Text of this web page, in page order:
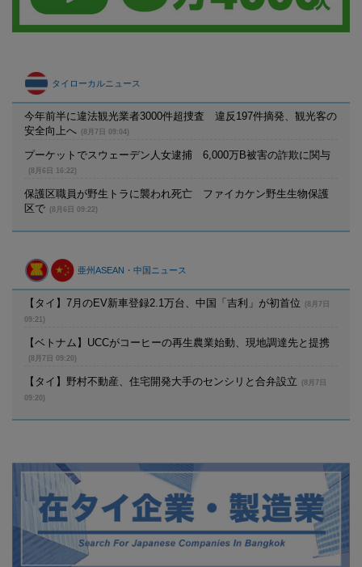
タイローカルニュース
今年前半に違法観光業者3000件超捜査 違反197件摘発、観光客の
安全向上へ
(8月7日 09:04)
プーケットでスウェーデン人女逮捕 6,000万B被害の詐欺に関与
(8月6日 16:22)
保護区職員が野生トラに襲われ死亡 ファイカケン野生生物保護
区で
(8月6日 09:22)
亜州ASEAN・中国ニュース
【タイ】7月のEV新車登録2.1万台、中国「吉利」が初首位
(8月7日
09:21)
【ベトナム】UCCがコーヒーの再生農業始動、現地調達先と提携
(8月7日 09:20)
【タイ】野村不動産、住宅開発大手のセンシリと合弁設立
(8月7日
09:20)